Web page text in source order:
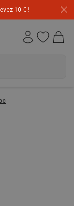
10 € !